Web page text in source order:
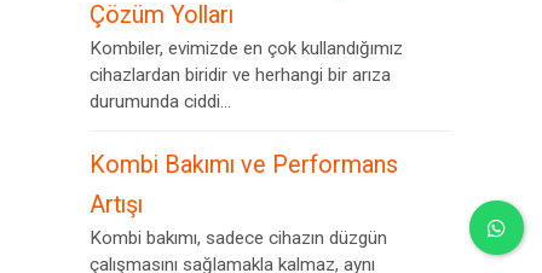
Çözüm Yolları
Kombiler, evimizde en çok kullandığımız
cihazlardan biridir ve herhangi bir arıza
durumunda ciddi...
Kombi Bakımı ve Performans
Artışı
Kombi bakımı, sadece cihazın düzgün
çalışmasını sağlamakla kalmaz, aynı